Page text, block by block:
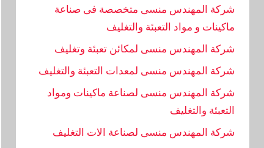
شركة المهندس منسى متخصصة فى صناعة
ماكينات و مواد التعبئة والتغليف
شركة المهندس منسى لمكائن تعبئة وتغليف
شركة المهندس منسى لمعدات التعبئة والتغليف
شركة المهندس منسى لصناعة ماكينات ومواد
التعبئة والتغليف
‏شركة المهندس منسى لصناعة الات التغليف